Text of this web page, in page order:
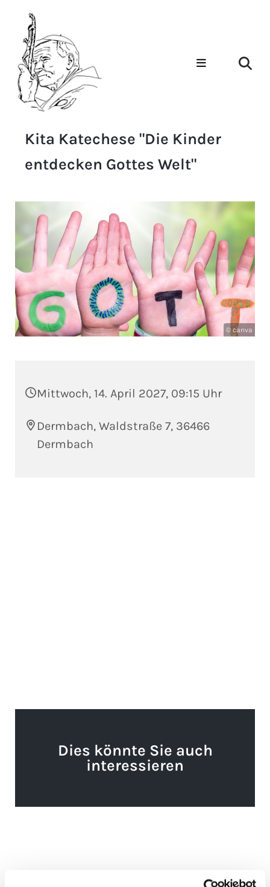
Kita Katechese "Die Kinder
entdecken Gottes Welt"
© canva
Mittwoch, 14. April 2027, 09:15 Uhr
Dermbach, Waldstraße 7, 36466
Dermbach
Dies könnte Sie auch
interessieren